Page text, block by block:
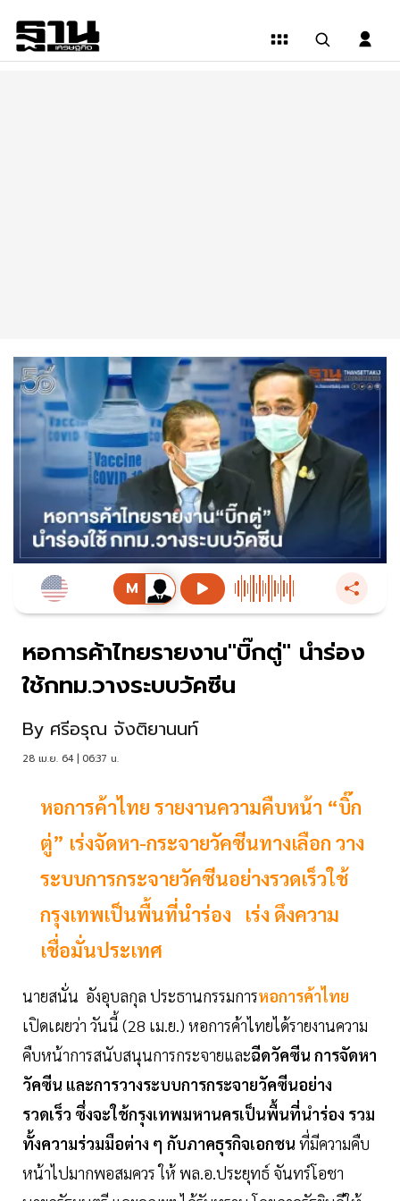
หอการค้าไทยรายงาน"บิ๊กตู่" นำร่อง
ใช้กทม.วางระบบวัคซีน
By ศรีอรุณ จังติยานนท์
28 เม.ย. 64 | 06:37 น.
หอการค้าไทย รายงานความคืบหน้า “บิ๊ก
ตู่” เร่งจัดหา-กระจายวัคซีนทางเลือก วาง
ระบบการกระจายวัคซีนอย่างรวดเร็วใช้
กรุงเทพเป็นพื้นที่นำร่อง เร่ง ดึงความ
เชื่อมั่นประเทศ
นายสนั่น อังอุบลกุล ประธานกรรมการหอการค้าไทย
เปิดเผยว่า วันนี้ (28 เม.ย.) หอการค้าไทยได้รายงานความ
คืบหน้าการสนับสนุนการกระจายและฉีดวัคซีน การจัดหา
วัคซีน และการวางระบบการกระจายวัคซีนอย่าง
รวดเร็ว ซึ่งจะใช้กรุงเทพมหานครเป็นพื้นที่นำร่อง รวม
ทั้งความร่วมมือต่าง ๆ กับภาคธุรกิจเอกชน ที่มีความคืบ
หน้าไปมากพอสมควร ให้ พล.อ.ประยุทธ์ จันทร์โอชา